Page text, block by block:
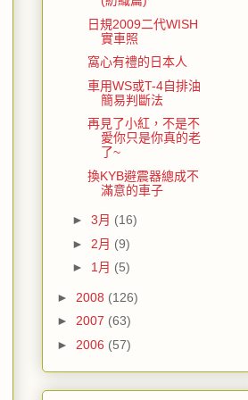
日規2009二代WISH
實車照
窩心有禮的日本人
車用WS或T-4自排油
簡易判斷法
再見了小紅，不是不
愛你只是你真的老
了~
換KYB避震器總成不
滿意的車子
► 3月 (16)
► 2月 (9)
► 1月 (5)
► 2008 (126)
► 2007 (63)
► 2006 (57)